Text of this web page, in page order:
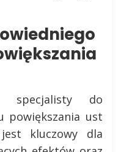
specjalisty do
powiększania ust
kluczowy dla